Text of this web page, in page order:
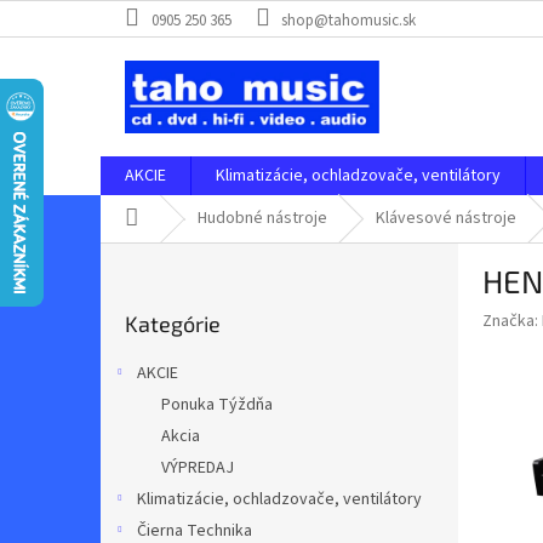
na
0905 250 365 shop@tahomusic.sk
AKCIE Klimatizácie, ochladzovače, ventilátory
DomovHudobné nástroje Klávesové nástroje
kategórie
Kategórie
AKCIE
Ponuka Týždňa
Akcia
VÝPREDAJ
Klimatizácie, ochladzovače, ventilátory
Čierna Technika
Značka: